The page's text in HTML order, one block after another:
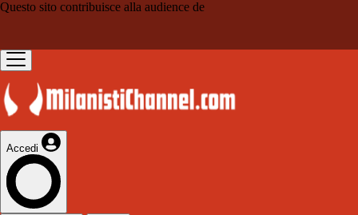
Questo sito contribuisce alla audience de
Accedi